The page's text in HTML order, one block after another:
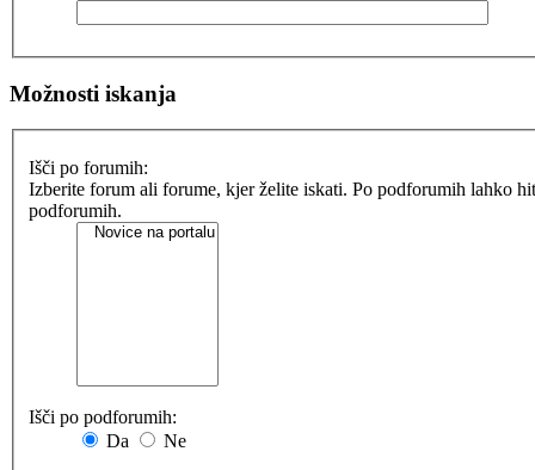
Možnosti iskanja
Išči po forumih:
Izberite forum ali forume, kjer želite iskati. Po podforumih lahko
podforumih.
Išči po podforumih:
Da
Ne